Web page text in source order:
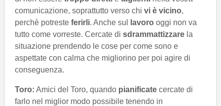
comunicazione, soprattutto verso chi vi è vicino,
perchè potreste ferirli. Anche sul lavoro oggi non va
tutto come vorreste. Cercate di sdrammattizzare la
situazione prendendo le cose per come sono e
aspettate con calma che migliorino per poi agire di
conseguenza.
Toro: Amici del Toro, quando pianificate cercate di
farlo nel miglior modo possibile tenendo in